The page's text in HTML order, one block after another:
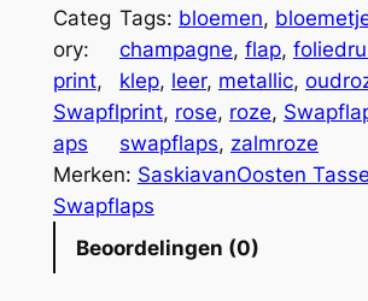
a
p
f
l
a
p
z
Categ
ory:
print
Swapfl
aps
Tags: bloemen,
champagne, flap,
klep, leer, metallic,
print, rose, roze,
swapflaps, zalmroze
Merken: SaskiavanOosten
Swapflaps
Beoordelingen (0)